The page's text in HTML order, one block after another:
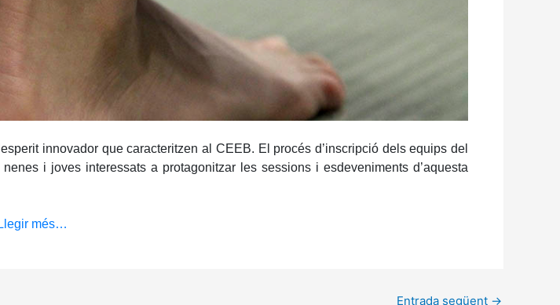
innovador que caracteritzen al CEEB. El procés d’inscripció dels equips del
i joves interessats a protagonitzar les sessions i esdeveniments d’aquesta
Llegir més…
Entrada següent →